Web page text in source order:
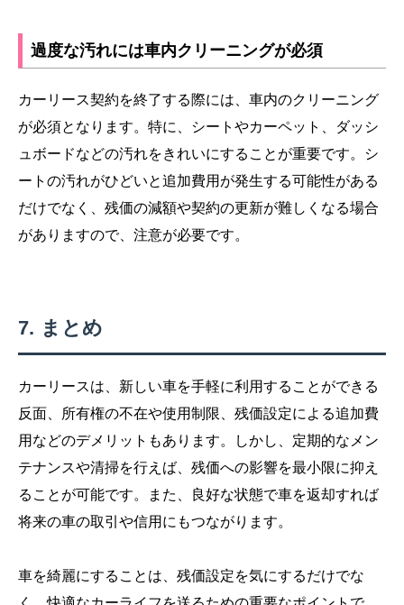
過度な汚れには車内クリーニングが必須
カーリース契約を終了する際には、車内のクリーニング
が必須となります。特に、シートやカーペット、ダッシ
ュボードなどの汚れをきれいにすることが重要です。シ
ートの汚れがひどいと追加費用が発生する可能性がある
だけでなく、残価の減額や契約の更新が難しくなる場合
がありますので、注意が必要です。
まとめ
カーリースは、新しい車を手軽に利用することができる
反面、所有権の不在や使用制限、残価設定による追加費
用などのデメリットもあります。しかし、定期的なメン
テナンスや清掃を行えば、残価への影響を最小限に抑え
ることが可能です。また、良好な状態で車を返却すれば
将来の車の取引や信用にもつながります。
車を綺麗にすることは、残価設定を気にするだけでな